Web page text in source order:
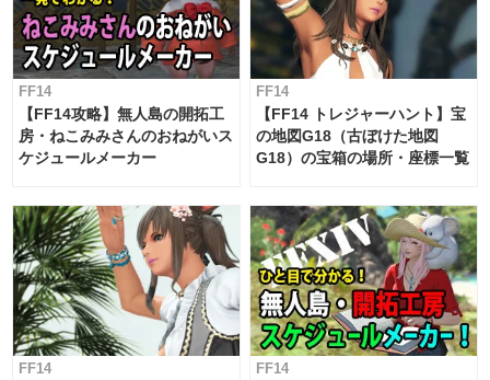
FF14
【FF14攻略】無人島の開拓工
房・ねこみみさんのおねがいス
ケジュールメーカー
FF14
【FF14 トレジャーハント】宝
の地図G18（古ぼけた地図
G18）の宝箱の場所・座標一覧
FF14 FF14